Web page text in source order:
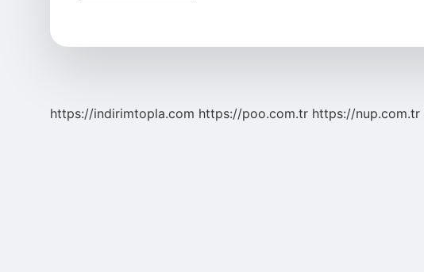
https://indirimtopla.com https://poo.com.tr https://nup.com.tr